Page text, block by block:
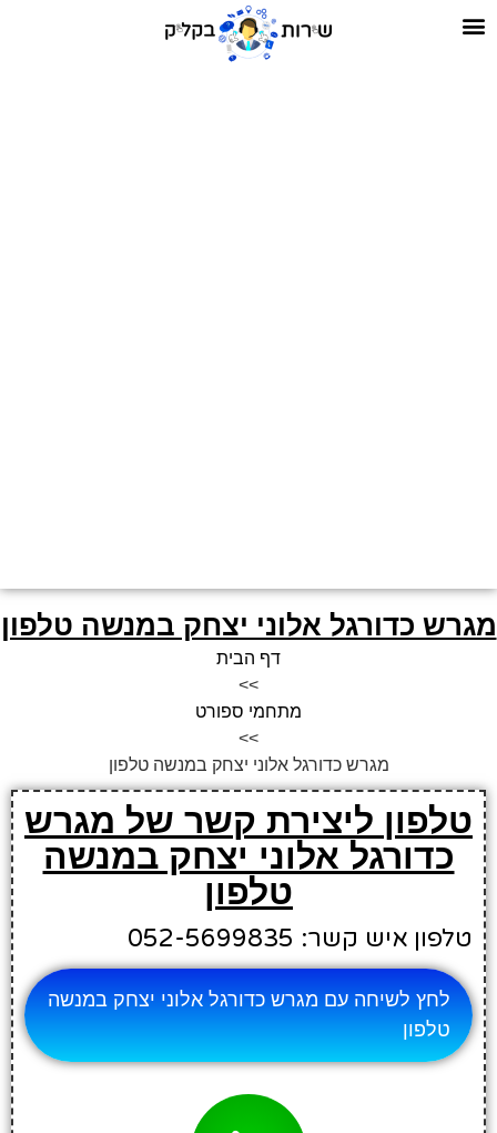
מגרש כדורגל אלוני יצחק במנשה טלפון
דף הבית
>>
מתחמי ספורט
>>
מגרש כדורגל אלוני יצחק במנשה טלפון
טלפון ליצירת קשר של מגרש
כדורגל אלוני יצחק במנשה
טלפון
טלפון איש קשר: 052-5699835
לחץ לשיחה עם מגרש כדורגל אלוני יצחק במנשה
טלפון